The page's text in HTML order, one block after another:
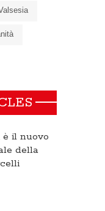
il nuovo
della